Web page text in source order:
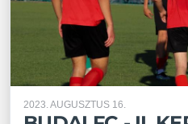
2023. AUGUSZTUS 16.